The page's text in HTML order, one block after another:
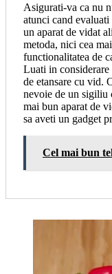
Asigurati-va ca nu
atunci cand
un aparat de vidat
metoda, nici cea
functionalitatea de
Luati in considerare
de etansare cu vid.
nevoie de un sigiliu
mai bun aparat de
sa aveti un gadget
Cel mai bun